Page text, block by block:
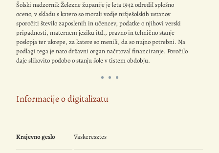
Šolski nadzornik Železne županije je leta 1942 odredil splošno
oceno, v skladu s katero so morali vodje nižješolskih ustanov
sporočiti število zaposlenih in učencev, podatke o njihovi verski
pripadnosti, maternem jeziku itd., pravno in tehnično stanje
poslopja ter ukrepe, za katere so menili, da so nujno potrebni. Na
podlagi tega je nato državni organ načrtoval financiranje. Poročilo
daje slikovito podobo o stanju šole v tistem obdobju.
Informacije o digitalizatu
Krajevno geslo Vaskeresztes